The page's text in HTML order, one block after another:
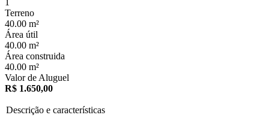
Terreno
40.00 m²
Área útil
40.00 m²
Área construida
40.00 m²
Valor de Aluguel
R$ 1.650,00
Descrição e características